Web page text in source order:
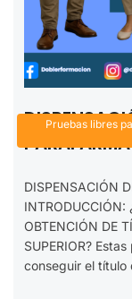
Pruebas libres
DISPENSACIÓN
INTRODUCCIÓN:
OBTENCIÓN DE
SUPERIOR?
conseguir el título